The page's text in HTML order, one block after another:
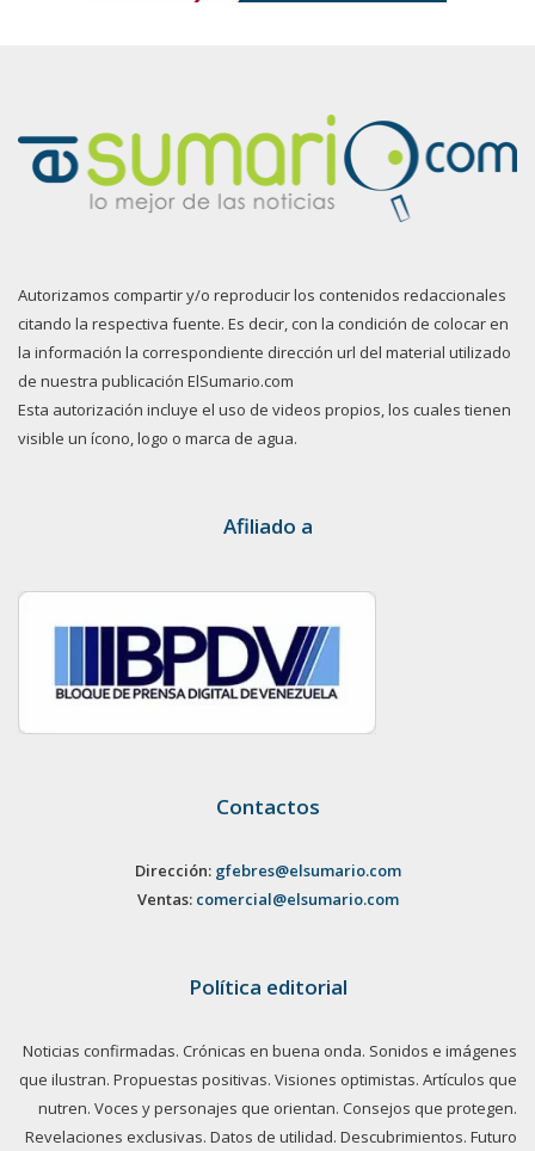
Autorizamos compartir y/o reproducir los contenidos redaccionales
citando la respectiva fuente. Es decir, con la condición de colocar en
la información la correspondiente dirección url del material utilizado
de nuestra publicación ElSumario.com
Esta autorización incluye el uso de videos propios, los cuales tienen
visible un ícono, logo o marca de agua.
Afiliado a
Contactos
Dirección: gfebres@elsumario.com
Ventas: comercial@elsumario.com
Política editorial
Noticias confirmadas. Crónicas en buena onda. Sonidos e imágenes
que ilustran. Propuestas positivas. Visiones optimistas. Artículos que
nutren. Voces y personajes que orientan. Consejos que protegen.
Revelaciones exclusivas. Datos de utilidad. Descubrimientos. Futuro